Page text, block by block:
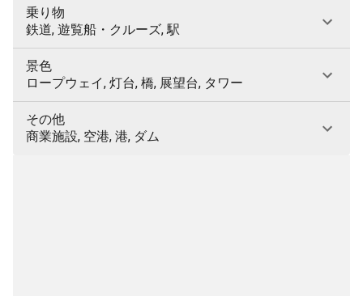
乗り物
鉄道, 遊覧船・クルーズ, 駅
景色
ロープウェイ, 灯台, 橋, 展望台, タワー
その他
商業施設, 空港, 港, ダム